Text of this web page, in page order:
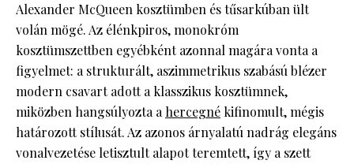
Alexander McQueen kosztümben és tűsarkúban ült
volán mögé. Az élénkpiros, monokróm
kosztümszettben egyébként azonnal magára vonta a
figyelmet: a strukturált, aszimmetrikus szabású blézer
modern csavart adott a klasszikus kosztümnek,
miközben hangsúlyozta ahercegné kifinomult, mégis
határozott stílusát. Az azonos árnyalatú nadrág elegáns
vonalvezetése letisztult alapot teremtett, így a szett